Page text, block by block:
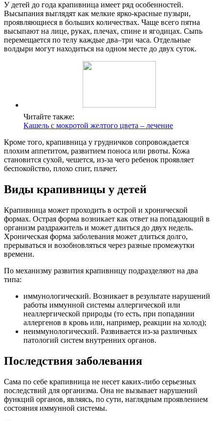
У детей до года крапивница имеет ряд особенностей.
Высыпания выглядят как мелкие ярко-красные пузыри,
проявляющиеся в больших количествах. Чаще всего пятна
высыпают на лице, руках, плечах, спине и ягодицах. Сыпь
перемещается по телу каждые два–три часа. Отдельные
волдыри могут находиться на одном месте до двух суток.
Читайте также:
Кашель с мокротой желтого цвета – лечение
Кроме того, крапивница у грудничков сопровождается
плохим аппетитом, развитием поноса или рвоты. Кожа
становится сухой, чешется, из-за чего ребенок проявляет
беспокойство, плохо спит, плачет.
Виды крапивницы у детей
Крапивница может проходить в острой и хронической
формах. Острая форма возникает как ответ на попадающий в
организм раздражитель и может длиться до двух недель.
Хроническая форма заболевания может длиться долго,
прерываться и возобновляться через разные промежутки
времени.
По механизму развития крапивницу подразделяют на два
типа:
иммунологический. Возникает в результате нарушений
работы иммунной системы аллергической или
неаллергической природы (то есть, при попадании
аллергенов в кровь или, например, реакции на холод);
неиммунологический. Развивается из-за различных
патологий систем внутренних органов.
Последствия заболевания
Сама по себе крапивница не несет каких-либо серьезных
последствий для организма. Она не вызывает нарушений
функций органов, являясь, по сути, наглядным проявлением
состояния иммунной системы.